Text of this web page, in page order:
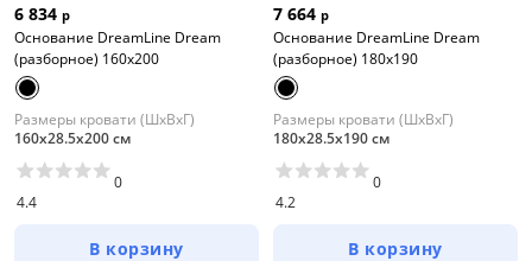
6 834 р
Основание DreamLine Dream
(разборное) 160x200
Размеры кровати (ШхВхГ)
160х28.5х200 см
4.4
0
В корзину
7 664 р
Основание DreamLine Dream
(разборное) 180x190
Размеры кровати (ШхВхГ)
180х28.5х190 см
4.2
0
В корзину